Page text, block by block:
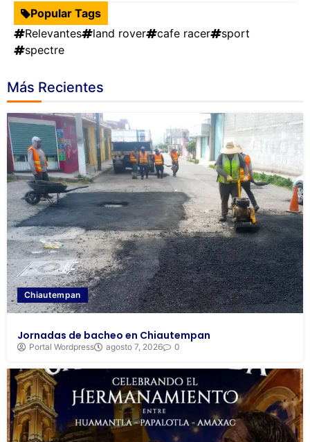
Popular Tags
Relevantes
land rover cafe racer
sport
spectre
Más Recientes
Chiautempan
Jornadas de bacheo en Chiautempan
Portal Wordpress agosto 7, 2026 0